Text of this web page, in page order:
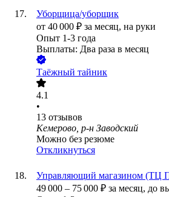
Уборщица/уборщик
от 40 000 ₽ за месяц, на руки
Опыт 1-3 года
Выплаты: Два раза в месяц
Таёжный тайник
4.1
•
13 отзывов
Кемерово, р-н Заводский
Можно без резюме
Откликнуться
Управляющий магазином (ТЦ
49 000 – 75 000 ₽ за месяц, до